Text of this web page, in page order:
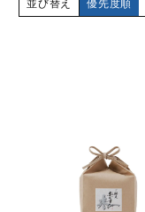
並び替え 優先度順